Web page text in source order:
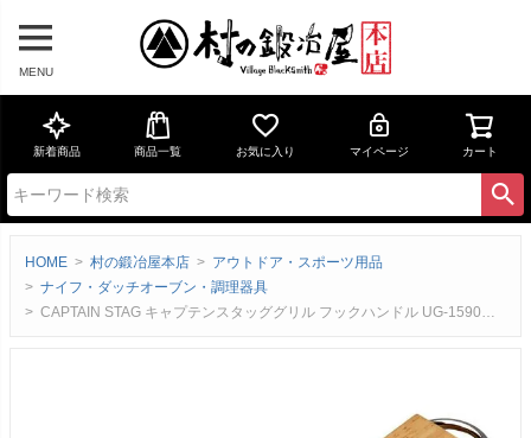
MENU
新着商品 商品一覧 お気に入り マイページ カート
HOME 村の鍛冶屋本店
アウトドア・スポーツ用品
ナイフ・ダッチオーブン・調理器具
CAPTAIN STAG キャプテンスタッググリル フックハンドル UG-1590ラウンドグリルプレート用のフックハンドル